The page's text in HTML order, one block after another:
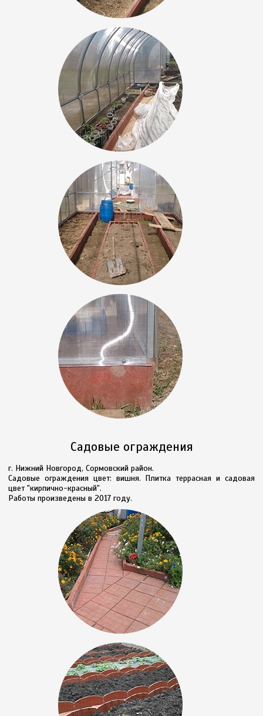
Садовые ограждения
г. Нижний Новгород, Сормовский район.
Садовые ограждения цвет: вишня. Плитка террасная и садовая
цвет "кирпично-красный".
Работы произведены в 2017 году.